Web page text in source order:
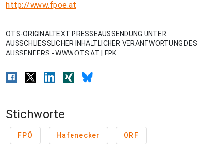
http://www.fpoe.at
OTS-ORIGINALTEXT PRESSEAUSSENDUNG UNTER
AUSSCHLIESSLICHER INHALTLICHER VERANTWORTUNG DES
AUSSENDERS - WWW.OTS.AT | FPK
Stichworte
FPÖ Hafenecker ORF